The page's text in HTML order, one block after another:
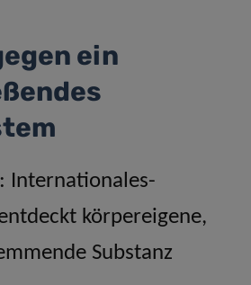
ein
Internationales-
körpereigene,
Substanz